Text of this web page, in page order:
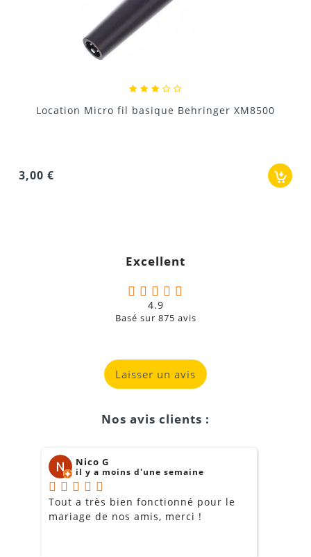
Location Micro fil basique Behringer XM8500
3,00 €
Excellent
4.9
Basé sur 875 avis
Laisser un avis
Nos avis clients :
Nico G
il y a moins d'une semaine
Tout a très bien fonctionné pour le
mariage de nos amis, merci !